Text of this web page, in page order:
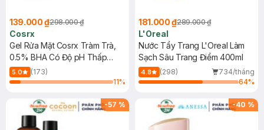
139.000 ₫298.000 ₫
Cosrx
Gel Rửa Mặt Cosrx Tràm Trà,
0.5% BHA Có Độ pH Thấp
150ml
5.0
(173)
11%
181.000 ₫289.000 ₫
L'Oreal
Nước Tẩy Trang L'Oreal Làm
Sạch Sâu Trang Điểm 400ml
4.8 (298)
734/tháng
64%
-57 % -40 %